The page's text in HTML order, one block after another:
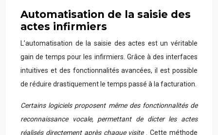
Automatisation de la saisie des
actes infirmiers
L’automatisation de la saisie des actes est un véritable
gain de temps pour les infirmiers. Grâce à des interfaces
intuitives et des fonctionnalités avancées, il est possible
de réduire drastiquement le temps passé à la facturation.
Certains logiciels proposent même des fonctionnalités de
reconnaissance vocale, permettant de dicter les actes
réalisés directement après chaque visite
. Cette méthode